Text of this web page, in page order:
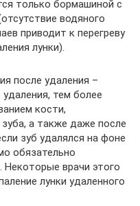
только бормашиной с
водяного
приводит к перегреву
лунки).
после удаления –
тем более
кости,
а также даже после
зуб удалялся на фоне
обязательно
Некоторые врачи этого
лунки удаленного